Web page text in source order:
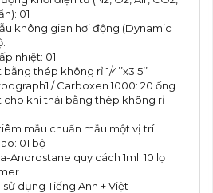
01
không gian hơi động (Dynamic
nhiệt: 01
thép không rỉ 1/4’’x3.5’’
/ Carboxen 1000: 20 ống
cho khí thải bằng thép không rỉ
mẫu chuẩn mẫu một vị trí
01 bộ
Androstane quy cách 1ml: 10 lọ
dụng Tiếng Anh + Việt